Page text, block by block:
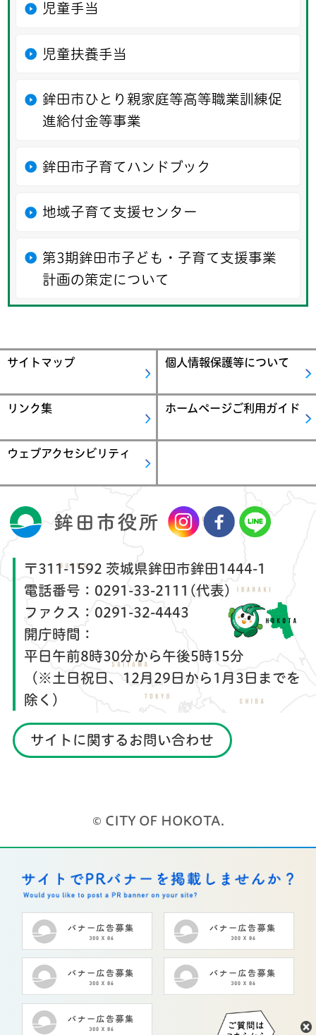
児童手当
児童扶養手当
鉾田市ひとり親家庭等高等職業訓練促
進給付金等事業
鉾田市子育てハンドブック
地域子育て支援センター
第3期鉾田市子ども・子育て支援事業
計画の策定について
サイトマップ 個人情報保護等について
リンク集 ホームページご利用ガイド
ウェブアクセシビリティ
〒311-1592 茨城県鉾田市鉾田1444-1
電話番号： 0291-33-2111(代表)
ファクス： 0291-32-4443
開庁時間：
平日午前8時30分から午後5時15分
（※土日祝日、12月29日から1月3日までを
除く）
サイトに関するお問い合わせ
© CITY OF HOKOTA.